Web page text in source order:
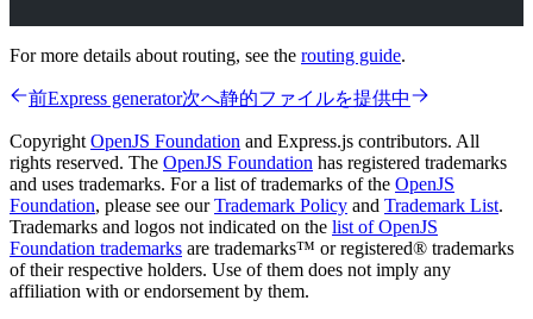
For more details about routing, see the routing guide.
前Express generator次へ静的ファイルを提供中
Copyright OpenJS Foundation and Express.js contributors. All
rights reserved. The OpenJS Foundation has registered trademarks
and uses trademarks. For a list of trademarks of the OpenJS
Foundation, please see ourTrademark Policy and Trademark List.
Trademarks and logos not indicated on the list of OpenJS
Foundation trademarks are trademarks™ or registered® trademarks
of their respective holders. Use of them does not imply any
affiliation with or endorsement by them.